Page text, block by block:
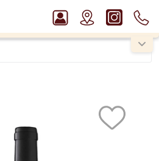
37,5%
Dry Gin 37,5%
4,2% Can